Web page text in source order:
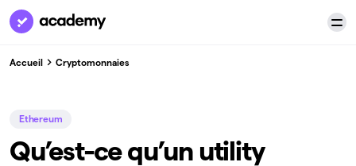
Accueil Cryptomonnaies
Ethereum
Qu’est-ce qu’un utility